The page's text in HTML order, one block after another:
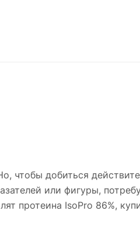
чтобы добиться
или фигуры,
протеина IsoPro 86%,